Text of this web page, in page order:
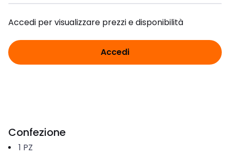
Accedi per visualizzare prezzi e disponibilità
Accedi
Confezione
1 PZ